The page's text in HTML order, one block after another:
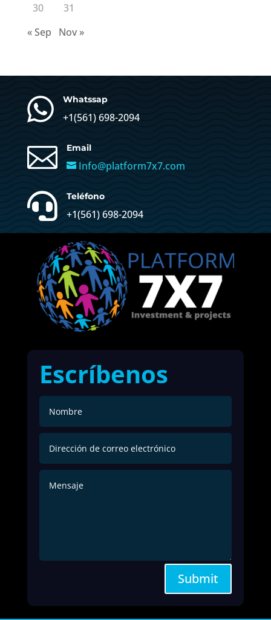
30
31
« Sep
Nov »
 Whatssap
+1(561) 698-2094
 Email
Info@platform7x7.com
 Teléfono
+1(561) 698-2094
Escríbenos
Submit